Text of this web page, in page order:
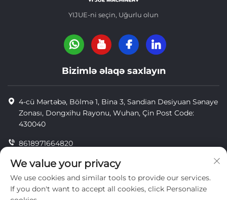
YIJUE-ni seçin, Uğurlu olun
Bizimlə əlaqə saxlayın
4-cü Mərtəbə, Bölmə 1, Bina 3, Sandian Desiyuan Sənaye
Zonası, Dongxihu Rayonu, Wuhan, Çin Post Code:
430040
8618971664820
8618971664820
[email protected]
We value your privacy
We use cookies and similar tools to provide our services.
If you don't want to accept all cookies, click Personalize